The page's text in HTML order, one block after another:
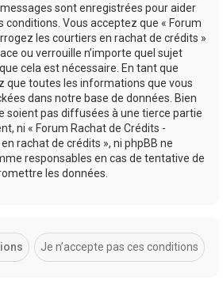
sont enregistrées pour aider
Vous acceptez que « Forum
les courtiers en rachat de crédits »
ou verrouille n’importe quel sujet
cela est nécessaire. En tant que
que toutes les informations que vous
dans notre base de données. Bien
soient pas diffusées à une tierce partie
ni « Forum Rachat de Crédits -
rachat de crédits », ni phpBB ne
responsables en cas de tentative de
les données.